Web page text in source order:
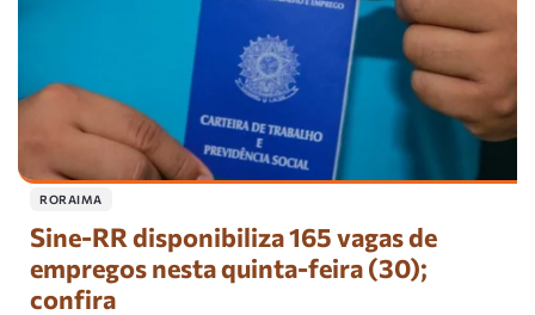
RORAIMA
Sine-RR disponibiliza 165 vagas de
empregos nesta quinta-feira (30);
confira